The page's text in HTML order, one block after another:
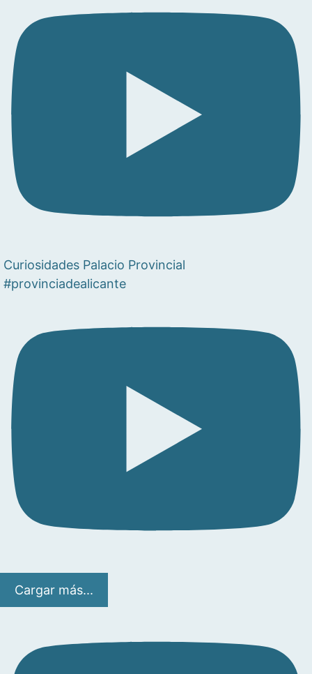
Curiosidades Palacio Provincial
#provinciadealicante
Cargar más...